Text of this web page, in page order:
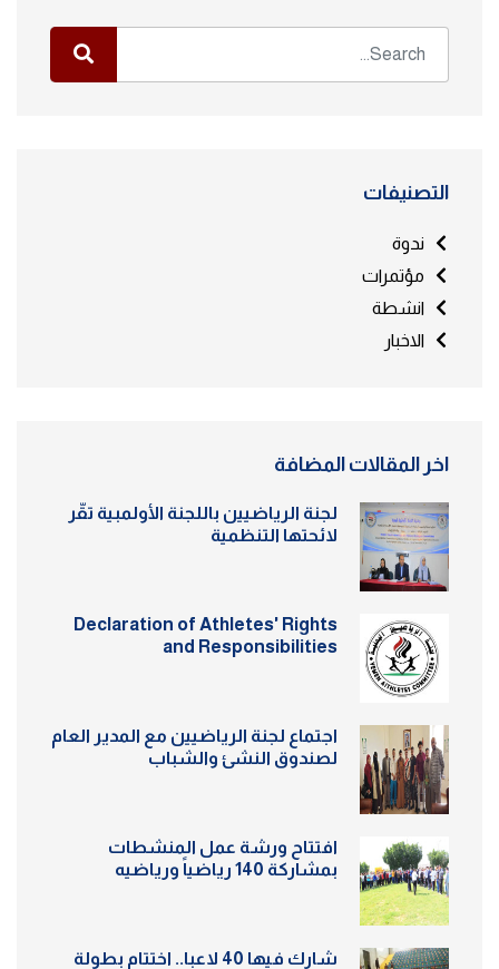
التصنيفات
ندوة
مؤتمرات
انشطة
الاخبار
اخر المقالات المضافة
لجنة الرياضيين باللجنة الأولمبية تقّر
لائحتها التنظمية
Declaration of Athletes' Rights
and Responsibilities
اجتماع لجنة الرياضيين مع المدير العام
لصندوق النشئ والشباب
افتتاح ورشة عمل المنشطات
بمشاركة 140 رياضياً ورياضيه
شارك فيها 40 لاعبا.. اختتام بطولة